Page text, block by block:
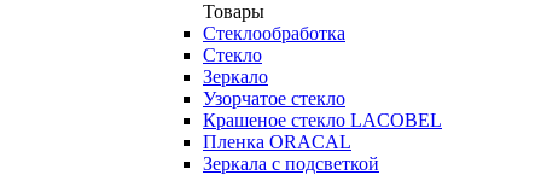
Товары
Стеклообработка
Стекло
Зеркало
Узорчатое стекло
Крашеное стекло LACOBEL
Пленка ORACAL
Зеркала с подсветкой